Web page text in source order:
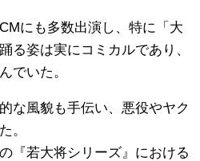
にも多数出演し、特に「大
る姿は実にコミカルであり、
でいた。
な風貌も手伝い、悪役やヤク
。
『若大将シリーズ』における